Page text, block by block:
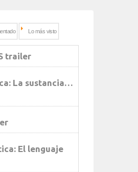
Lo más visto
trailer
La sustancia…
El lenguaje